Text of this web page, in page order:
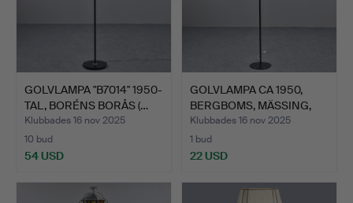
GOLVLAMPA "B7014" 1950-
TAL, BORÉNS BORÅS (…
Klubbades 16 nov 2025
10 bud
54 USD
GOLVLAMPA CA 1950,
BERGBOMS, MÄSSING,
SVAR…
Klubbades 16 nov 2025
1 bud
22 USD